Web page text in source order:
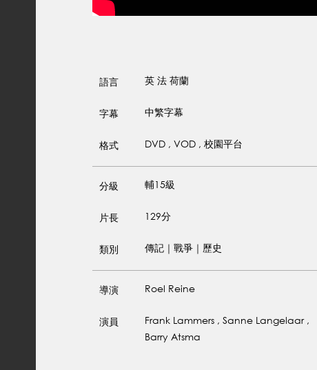
語言 英 法 荷蘭
字幕 中繁字幕
格式 DVD , VOD , 校園平台
分級 輔15級
片長 129分
類別 傳記｜戰爭｜歷史
導演 Roel Reine
演員
Frank Lammers , Sanne Langelaar ,
Barry Atsma